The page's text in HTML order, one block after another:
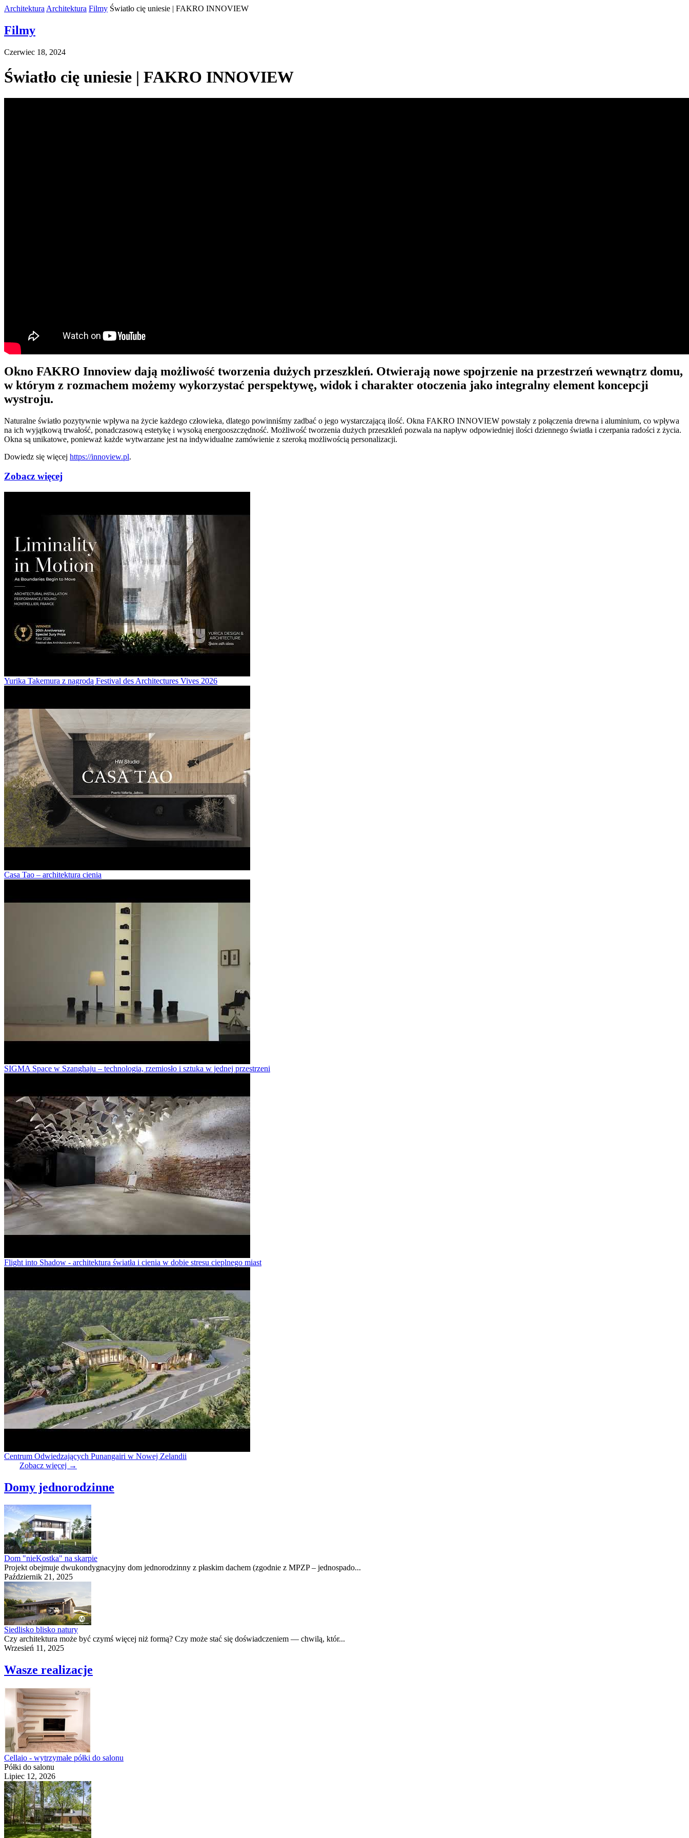
Architektura Architektura Filmy Światło cię uniesie | FAKRO INNOVIEW
Filmy
Czerwiec 18, 2024
Światło cię uniesie | FAKRO INNOVIEW
Okno FAKRO Innoview dają możliwość tworzenia dużych przeszkleń. Otwierają nowe spojrzenie na przestrzeń wewnątrz domu,
w którym z rozmachem możemy wykorzystać perspektywę, widok i charakter otoczenia jako integralny element koncepcji
wystroju.
Naturalne światło pozytywnie wpływa na życie każdego człowieka, dlatego powinniśmy zadbać o jego wystarczającą ilość. Okna FAKRO INNOVIEW powstały z połączenia drewna i aluminium, co wpływa
na ich wyjątkową trwałość, ponadczasową estetykę i wysoką energooszczędność. Możliwość tworzenia dużych przeszkleń pozwala na napływ odpowiedniej ilości dziennego światła i czerpania radości z życia.
Okna są unikatowe, ponieważ każde wytwarzane jest na indywidualne zamówienie z szeroką możliwością personalizacji.
Dowiedz się więcej https://innoview.pl.
Zobacz więcej
Yurika Takemura z nagrodą Festival des Architectures Vives 2026
Casa Tao – architektura cienia
SIGMA Space w Szanghaju – technologia, rzemiosło i sztuka w jednej przestrzeni
Flight into Shadow - architektura światła i cienia w dobie stresu cieplnego miast
Centrum Odwiedzających Punangairi w Nowej Zelandii
Zobacz więcej →
Domy jednorodzinne
Dom "nieKostka" na skarpie
Projekt obejmuje dwukondygnacyjny dom jednorodzinny z płaskim dachem (zgodnie z MPZP – jednospado...
Październik 21, 2025
Siedlisko blisko natury
Czy architektura może być czymś więcej niż formą? Czy może stać się doświadczeniem — chwilą, któr...
Wrzesień 11, 2025
Wasze realizacje
Cellaio - wytrzymałe półki do salonu
Półki do salonu
Lipiec 12, 2026